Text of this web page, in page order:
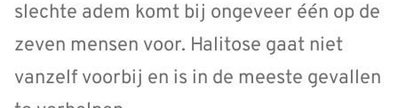
slechte adem komt bij ongeveer één op de
zeven mensen voor. Halitose gaat niet
vanzelf voorbij en is in de meeste gevallen